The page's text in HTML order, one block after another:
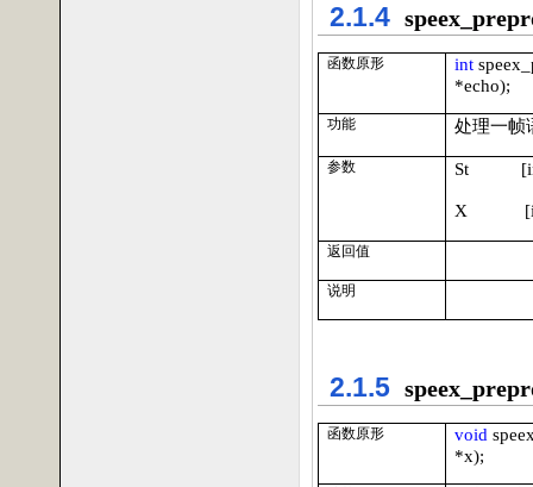
2.1.4
函数原形 int
*echo);
功能 处理一帧
参数 St
X
返回值
说明
2.1.5
函数原形 void
*x);